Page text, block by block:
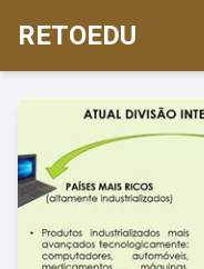
RETOEDU